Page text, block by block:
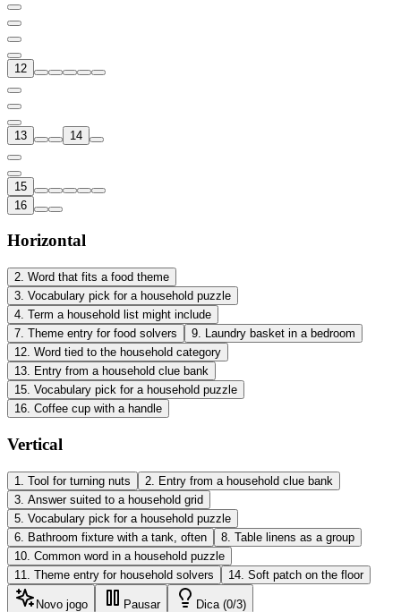
12
13 14
15
16
Horizontal
2. Word that fits a food theme
3. Vocabulary pick for a household puzzle
4. Term a household list might include
7. Theme entry for food solvers 9. Laundry basket in a bedroom
12. Word tied to the household category
13. Entry from a household clue bank
15. Vocabulary pick for a household puzzle
16. Coffee cup with a handle
Vertical
1 Tool for turning nuts 2 Entry from a household clue bank
3 Answer suited to a household grid
5 Vocabulary pick for a household puzzle
6 Bathroom fixture with a tank, often 8 Table linens as a group
10 Common word in a household puzzle
11
Theme entry for household solvers 14 Soft patch on the floor
Novo jogo Pausar Dica (0/3)